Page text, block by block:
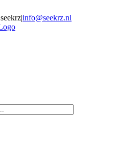
|info@seekrz.nl